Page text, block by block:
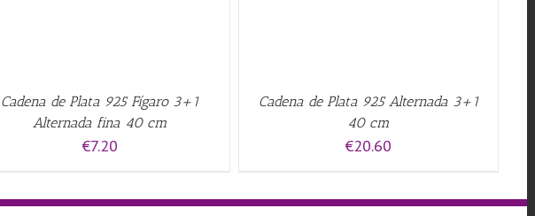
Cadena de Plata 925 Fígaro 3+1
Alternada fina 40 cm
€7.20
Cadena de Plata 925 Alternada 3+1
40 cm
€20.60